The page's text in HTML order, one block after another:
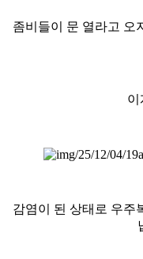
좀비들이 문 열라고 오
이
감염이 된 상태로 우주